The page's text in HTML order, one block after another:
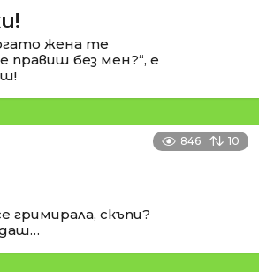
жена те
правиш без мен?“, е
846 10
гримирала, скъпи?